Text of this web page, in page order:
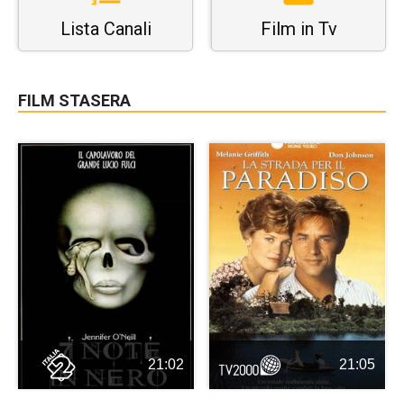
Lista Canali Film in Tv
FILM STASERA
21:02 21:05